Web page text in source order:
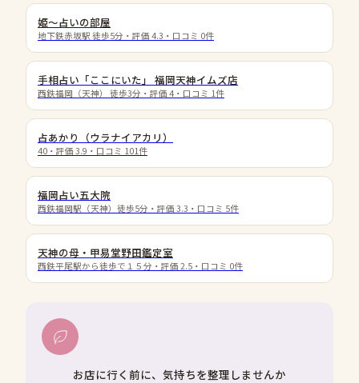
姫〜占いの部屋
地下鉄赤坂駅 徒歩5分 ・評価 4.3 ・口コミ 0件
手相占い「ここにいた」 福岡天神イムズ店
西鉄福岡（天神） 徒歩3分 ・評価 4 ・口コミ 1件
占あかり（ウラナイアカリ）
40 ・評価 3.9 ・口コミ 101件
福岡占い五大院
西鉄福岡駅（天神）徒歩5分 ・評価 3.3 ・口コミ 5件
天神の母・甲易堂野田鑑定室
西鉄平尾駅から徒歩で１５分 ・評価 2.5 ・口コミ 0件
お店に行く前に、気持ちを整理しませんか